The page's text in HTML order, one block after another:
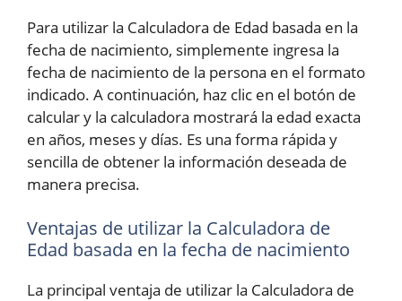
Para utilizar la Calculadora de Edad basada en la
fecha de nacimiento, simplemente ingresa la
fecha de nacimiento de la persona en el formato
indicado. A continuación, haz clic en el botón de
calcular y la calculadora mostrará la edad exacta
en años, meses y días. Es una forma rápida y
sencilla de obtener la información deseada de
manera precisa.
Ventajas de utilizar la Calculadora de
Edad basada en la fecha de nacimiento
La principal ventaja de utilizar la Calculadora de